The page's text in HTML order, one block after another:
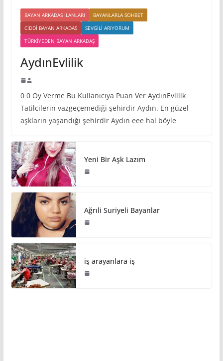
BAYAN ARKADAS ILANLARI
BAYANLARLA SOHBET
CIDDI BAYAN ARKADAS
SEVGILI ARIYORUM
TÜRKIYEDEN BAYAN ARKADAŞ
AydınEvlilik
0 0 Oy Verme Bu Kullanıcıya Puan Ver AydınEvlilik
Tatilcilerin vazgeçemediği şehirdir Aydın. En güzel
aşkların yaşandığı şehirdir Aydın eee hal böyle
Yeni Bir Aşk Lazım
Ağrıli Suriyeli Bayanlar
iş arayanlara iş